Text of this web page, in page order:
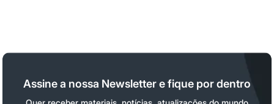
Assine a nossa Newsletter e fique por dentro